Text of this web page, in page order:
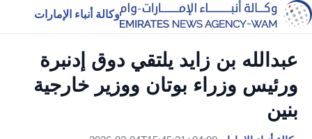
وكالة أنباء الإمارات
عبدالله بن زايد يلتقي دوق إدنبرة
ورئيس وزراء بوتان ووزير خارجية
بنين